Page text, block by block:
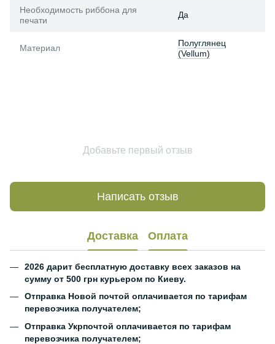
Необходимость риббона для
печати
Да
Материал
Полуглянец
(Vellum)
Добавьте первый отзыв
Написать отзыв
Доставка Оплата
2026 дарит бесплатную доставку всех заказов на
сумму от 500 грн курьером по Киеву.
Отправка Новой почтой оплачивается по тарифам
перевозчика получателем;
Отправка Укрпочтой оплачивается по тарифам
перевозчика получателем;